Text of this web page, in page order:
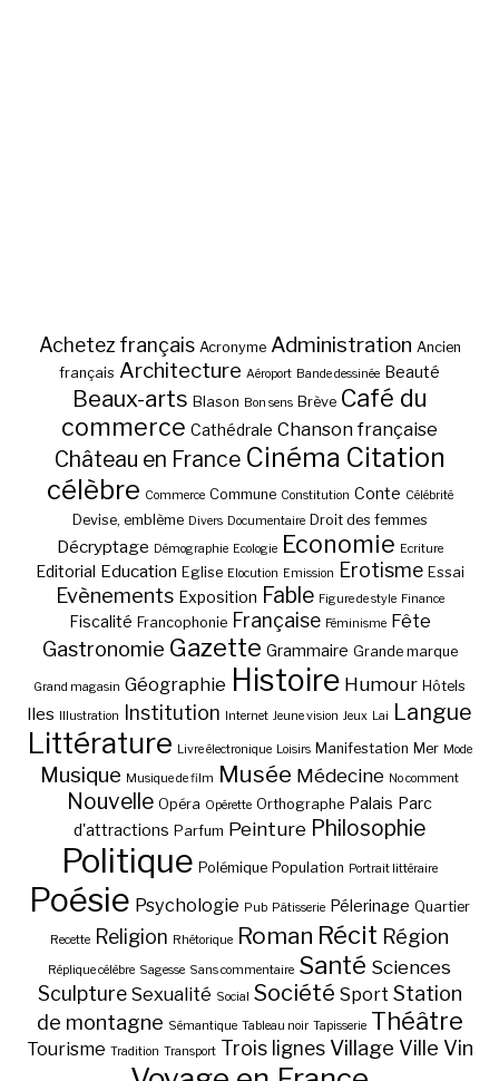
Achetez français Acronyme Administration Ancien
français Architecture Aéroport Bande dessinée Beauté
Beaux-arts Blason Bon sens Brève Café du
commerce Cathédrale Chanson française
Château en France Cinéma Citation
célèbre Commerce Commune Constitution Conte Célébrité
Devise, emblème Divers Documentaire Droit des femmes
Décryptage Démographie Ecologie Economie Ecriture
Editorial Education Eglise Elocution Emission Erotisme Essai
Evènements Exposition Fable Figure de style Finance
Fiscalité Francophonie Française Féminisme Fête
Gastronomie Gazette Grammaire Grande marque
Grand magasin Géographie Histoire Humour Hôtels
Iles Illustration Institution Internet Jeune vision Jeux Lai Langue
Littérature Livre électronique Loisirs Manifestation Mer Mode
Musique Musique de film Musée Médecine No comment
Nouvelle Opéra Opérette Orthographe Palais Parc
d'attractions Parfum Peinture Philosophie
Politique Polémique Population Portrait littéraire
Poésie Psychologie Pub Pâtisserie Pélerinage Quartier
Recette Religion Rhétorique Roman Récit Région
Réplique célèbre Sagesse Sans commentaire Santé Sciences
Sculpture Sexualité Social Société Sport Station
de montagne Sémantique Tableau noir Tapisserie Théâtre
Tourisme Tradition Transport Trois lignes Village Ville Vin